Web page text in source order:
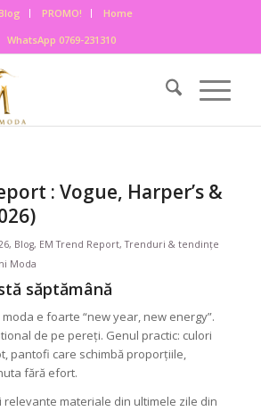
PROMO!
Home
WhatsApp 0769-231310
: Vogue, Harper’s &
, Blog, EM Trend Report,Trenduri & tendințe
Moda
săptămână
e foarte “new year, new energy”.
de pe pereți. Genul practic: culori
pantofi care schimbă proporțiile,
fără efort.
relevante materiale din ultimele zile din